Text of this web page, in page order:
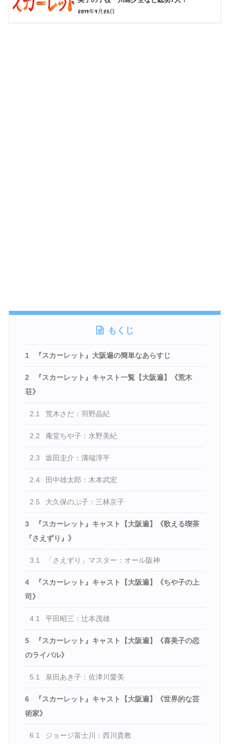
2019年9月25日
もくじ
1 『スカーレット』大阪遍の簡単なあらすじ
2
『スカーレット』キャスト一覧【大阪遍】《荒木
荘》
2.1 荒木さだ：羽野晶紀
2.2 庵堂ちや子：水野美紀
2.3 坂田圭介：溝端淳平
2.4 田中雄太郎：木本武宏
2.5 大久保のぶ子：三林京子
3
『スカーレット』キャスト【大阪遍】《歌える喫茶
『さえずり』》
3.1 「さえずり」マスター：オール阪神
4
『スカーレット』キャスト【大阪遍】《ちや子の上
司》
4.1 平田昭三：辻本茂雄
5
『スカーレット』キャスト【大阪遍】《喜美子の恋
のライバル》
5.1 泉田あき子：佐津川愛美
6
『スカーレット』キャスト【大阪遍】《世界的な芸
術家》
6.1 ジョージ富士川：西川貴教